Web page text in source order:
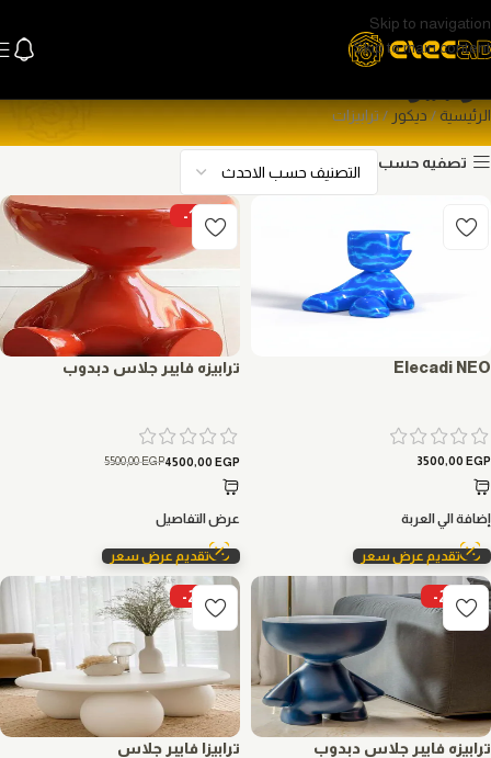
Skip to navigation
Skip to main content
ترابيزات
الرئيسية ديكور ترابيزات
تصفيه حسب
Elecadi NEO
3500,00 EGP
إضافة الي العربة
تقديم عرض سعر
-18%
ترابيزه فايبر جلاس دبدوب
5500,00EGP4500,00 EGP
عرض التفاصيل
تقديم عرض سعر
-20%
ترابيزه فايبر جلاس دبدوب
-26%
ترابيزا فايبر جلاس